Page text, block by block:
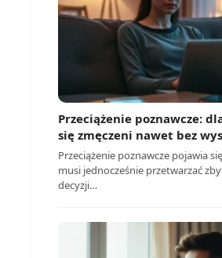
Przeciążenie poznawcze:
się zmęczeni nawet bez
Przeciążenie poznawcze pojawia
musi jednocześnie przetwarzać
decyzji…